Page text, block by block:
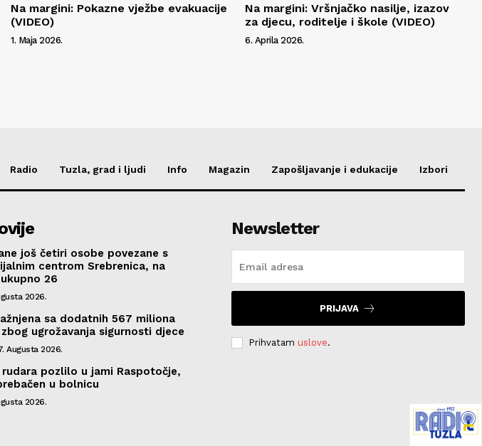
Na margini: Pokazne vježbe evakuacije
(VIDEO)
1. Maja 2026.
Na margini: Vršnjačko nasilje, izazov
za djecu, roditelje i škole (VIDEO)
6. Aprila 2026.
Radio Tuzla, grad i ljudi Info Magazin Zapošljavanje i edukacije Izbori
još četiri osobe povezane s
centrom Srebrenica, na
26
2026.
sa dodatnih 567 miliona
ugrožavanja sigurnosti djece
Augusta 2026.
rudara pozlilo u jami Raspotočje,
u bolnicu
2026.
Newsletter
PRIJAVA
Prihvatam uslove.